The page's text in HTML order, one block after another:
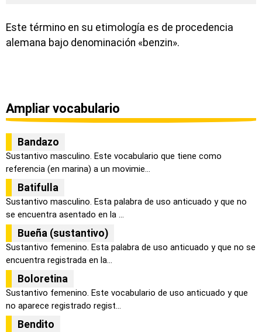
Este término en su etimología es de procedencia
alemana bajo denominación «benzin».
Ampliar vocabulario
Bandazo
Sustantivo masculino. Este vocabulario que tiene como
referencia (en marina) a un movimie...
Batifulla
Sustantivo masculino. Esta palabra de uso anticuado y que no
se encuentra asentado en la ...
Bueña (sustantivo)
Sustantivo femenino. Esta palabra de uso anticuado y que no se
encuentra registrada en la...
Boloretina
Sustantivo femenino. Este vocabulario de uso anticuado y que
no aparece registrado regist...
Bendito